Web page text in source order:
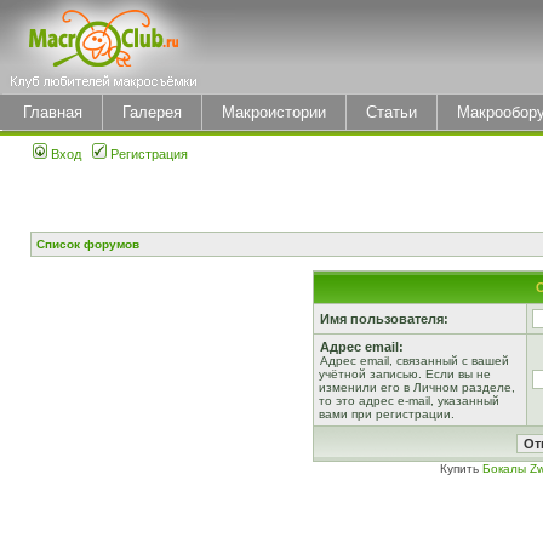
Главная Галерея Макроистории Статьи
Вход Регистрация
Список форумов
Имя пользователя:
Адрес email:
Адрес email, связанный с вашей
учётной записью. Если вы не
изменили его в Личном разделе,
то это адрес e-mail, указанный
вами при регистрации.
Купить Бокалы